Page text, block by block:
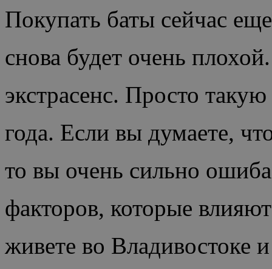
Покупать баты сейчас
снова будет очень
экстрасенс. Просто
года. Если вы думаете,
то вы очень сильно
факторов, которые
живете во Владивостоке